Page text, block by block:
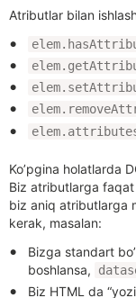
Atributlar bilan
Ko’pgina holatlarda
Biz atributlarga
biz aniq atributlarga
kerak, masalan:
Bizga standart
boshlansa,
Biz HTML da